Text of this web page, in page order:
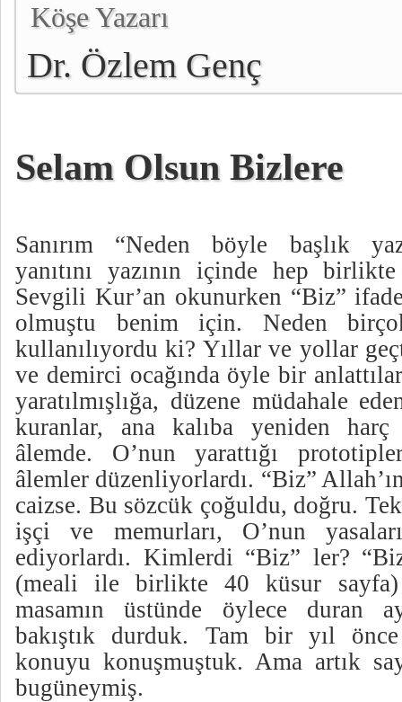
Köşe Yazarı
Dr. Özlem Genç
Selam Olsun Bizlere
Sanırım “Neden böyle başlık
yanıtını yazının içinde hep
Sevgili Kur’an okunurken “Biz”
olmuştu benim için. Neden
kullanılıyordu ki? Yıllar ve yollar
ve demirci ocağında öyle bir
yaratılmışlığa, düzene müdahale
kuranlar, ana kalıba yeniden
âlemde. O’nun yarattığı
âlemler düzenliyorlardı. “Biz”
caizse. Bu sözcük çoğuldu, doğru.
işçi ve memurları, O’nun
ediyorlardı. Kimlerdi “Biz” ler?
(meali ile birlikte 40 küsur
masamın üstünde öylece duran
bakıştık durduk. Tam bir yıl
konuyu konuşmuştuk. Ama artık
bugüneymiş.